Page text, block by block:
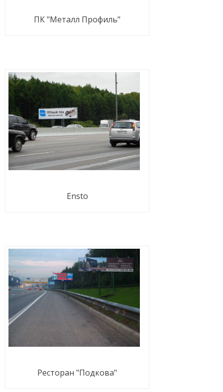
ПК "Металл Профиль"
Ensto
Ресторан "Подкова"